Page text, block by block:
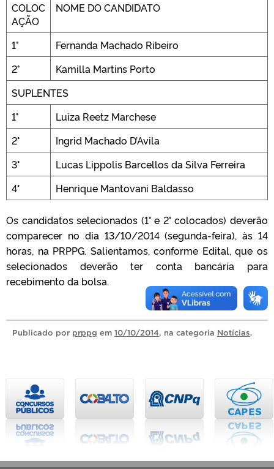
COLOC
AÇÃO
NOME DO CANDIDATO
1°
Fernanda Machado Ribeiro
2°
Kamilla Martins Porto
SUPLENTES
1°
Luiza Reetz Marchese
2°
Ingrid Machado D’Avila
3°
Lucas Lippolis Barcellos da Silva Ferreira
4°
Henrique Mantovani Baldasso
Os candidatos selecionados (1° e 2° colocados) deverão
comparecer no dia 13/10/2014 (segunda-feira), às 14
horas, na PRPPG. Salientamos, conforme Edital, que os
selecionados deverão ter conta bancária para
recebimento da bolsa.
Publicado por prppg em 10/10/2014, na categoria Notícias.